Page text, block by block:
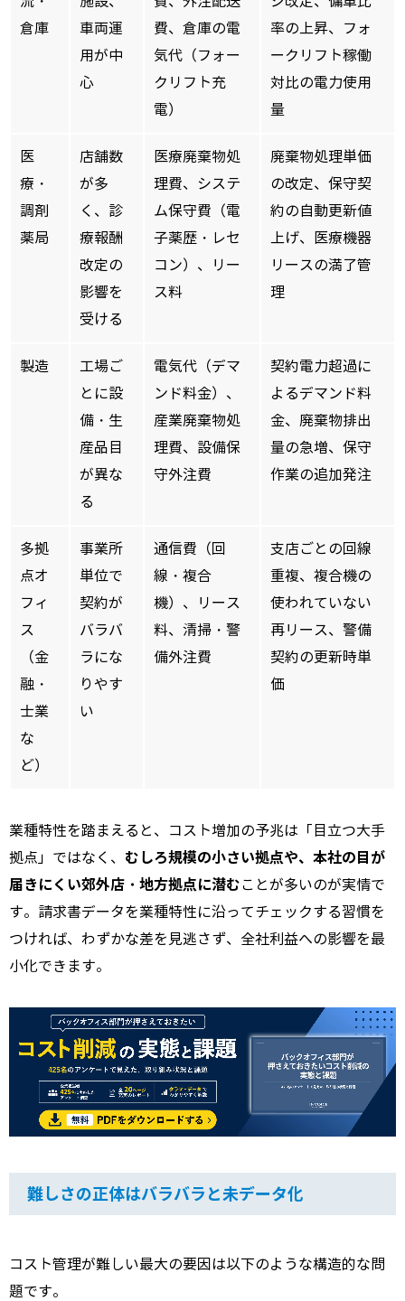
倉庫
車両運
用が中
心
費、倉庫の電
気代（フォー
クリフト充
電）
率の上昇、フォ
ークリフト稼働
対比の電力使用
量
医
療・
調剤
薬局
店舗数
が多
く、診
療報酬
改定の
影響を
受ける
医療廃棄物処
理費、システ
ム保守費（電
子薬歴・レセ
コン）、リー
ス料
廃棄物処理単価
の改定、保守契
約の自動更新値
上げ、医療機器
リースの満了管
理
製造
工場ご
とに設
備・生
産品目
が異な
る
電気代（デマ
ンド料金）、
産業廃棄物処
理費、設備保
守外注費
契約電力超過に
よるデマンド料
金、廃棄物排出
量の急増、保守
作業の追加発注
多拠
点オ
フィ
ス
（金
融・
士業
な
ど）
事業所
単位で
契約が
バラバ
ラにな
りやす
い
通信費（回
線・複合
機）、リース
料、清掃・警
備外注費
支店ごとの回線
重複、複合機の
使われていない
再リース、警備
契約の更新時単
価
業種特性を踏まえると、コスト増加の予兆は「目立つ大手
拠点」ではなく、 むしろ規模の小さい拠点や、本社の目が
届きにくい郊外店・地方拠点に潜む ことが多いのが実情で
す。請求書データを業種特性に沿ってチェックする習慣を
つければ、わずかな差を見逃さず、全社利益への影響を最
小化できます。
難しさの正体はバラバラと未データ化
コスト管理が難しい最大の要因は以下のような構造的な問
題です。